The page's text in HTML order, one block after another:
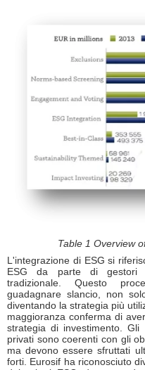
Table 1 Overview
L'integrazione di ESG si
ESG da parte di gestori
tradizionale. Questo
guadagnare slancio, non
diventando la strategia più
maggioranza conferma di
strategia di investimento.
privati sono coerenti con gli
ma devono essere sfruttati
forti. Eurosif ha riconosciuto